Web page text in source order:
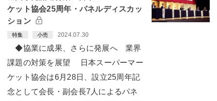
ケット協会25周年・パネルディスカッ
ション
特集 小売 2024.07.30
◆協業に成果、さらに発展へ 業界
課題の対策を展望 日本スーパーマー
ケット協会は6月28日、設立25周年記
念として会長・副会長7人によるパネ